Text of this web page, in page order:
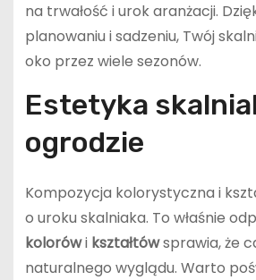
na trwałość i urok aranżacji.
planowaniu i sadzeniu, Twój
oko przez wiele sezonów.
Estetyka
ogrodzie
Kompozycja kolorystyczna i
o uroku skalniaka. To właśnie
kolorówi kształtówsprawia, że
naturalnego wyglądu. Warto